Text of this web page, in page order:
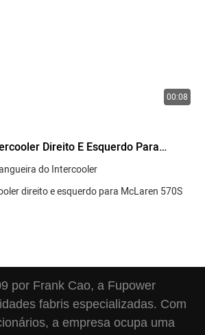
00:08
Direito E Esquerdo Para
(modelos 15-20)
do Intercooler
direito e esquerdo para McLaren 570S
por Frank Cao, a Fupower
fabris especializadas. Com
a empresa ocupa uma